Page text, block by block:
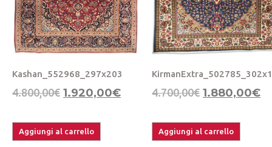
Kashan_552968_297x203
4.800,00€ 1.920,00€
Aggiungi al carrello
4.700,00€ 1.880,00€
Aggiungi al carrello